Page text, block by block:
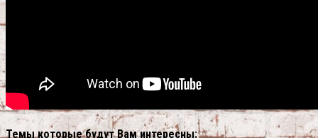
Темы которые будут Вам интересны: